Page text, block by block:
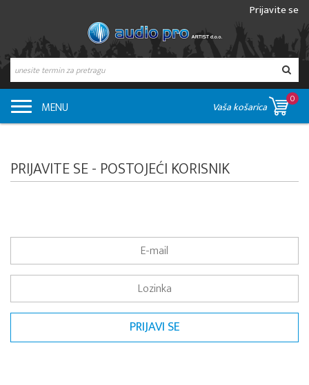
Prijavite se
MENU Vaša košarica
0
PRIJAVITE SE - POSTOJEĆI KORISNIK